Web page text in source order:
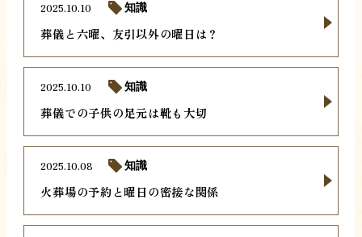
葬儀と六曜、友引以外の曜日は？
2025.10.10 知識
葬儀での子供の足元は靴も大切
2025.10.10 知識
火葬場の予約と曜日の密接な関係
2025.10.08 知識